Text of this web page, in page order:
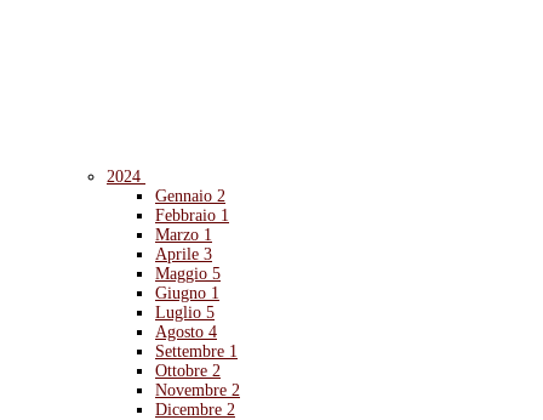
2024
Gennaio 2
Febbraio 1
Marzo 1
Aprile 3
Maggio 5
Giugno 1
Luglio 5
Agosto 4
Settembre 1
Ottobre 2
Novembre 2
Dicembre 2